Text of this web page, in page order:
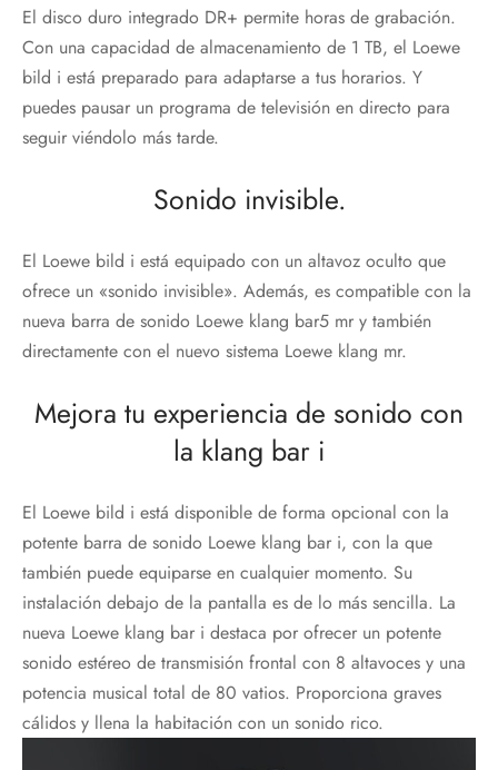
El disco duro integrado DR+ permite horas de grabación.
Con una capacidad de almacenamiento de 1 TB, el Loewe
bild i está preparado para adaptarse a tus horarios. Y
puedes pausar un programa de televisión en directo para
seguir viéndolo más tarde.
Sonido invisible.
El Loewe bild i está equipado con un altavoz oculto que
ofrece un «sonido invisible». Además, es compatible con la
nueva barra de sonido Loewe klang bar5 mr y también
directamente con el nuevo sistema Loewe klang mr.
Mejora tu experiencia de sonido con
la klang bar i
El Loewe bild i está disponible de forma opcional con la
potente barra de sonido Loewe klang bar i, con la que
también puede equiparse en cualquier momento. Su
instalación debajo de la pantalla es de lo más sencilla. La
nueva Loewe klang bar i destaca por ofrecer un potente
sonido estéreo de transmisión frontal con 8 altavoces y una
potencia musical total de 80 vatios. Proporciona graves
cálidos y llena la habitación con un sonido rico.